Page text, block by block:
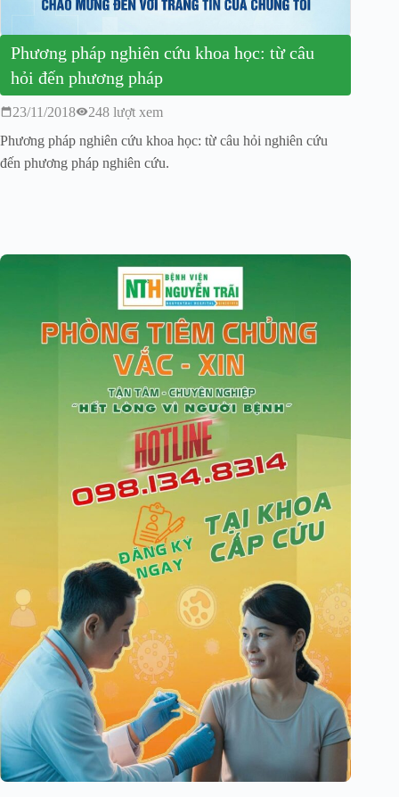
Phương pháp nghiên cứu khoa học: từ câu
hỏi đến phương pháp
23/11/2018
248 lượt xem
Phương pháp nghiên cứu khoa học: từ câu hỏi nghiên cứu
đến phương pháp nghiên cứu.